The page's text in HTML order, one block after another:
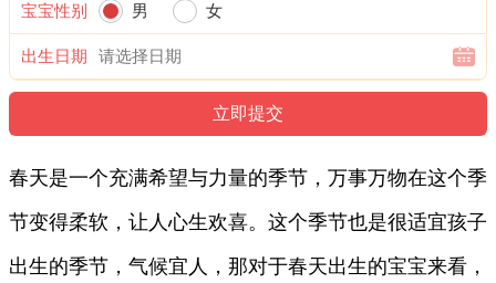
宝宝性别 男 女
出生日期
春天是一个充满希望与力量的季节，万事万物在这个季
节变得柔软，让人心生欢喜。这个季节也是很适宜孩子
出生的季节，气候宜人，那对于春天出生的宝宝来看，